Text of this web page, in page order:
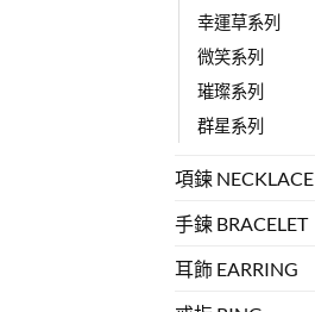
幸運草系列
微笑系列
璀璨系列
群星系列
項鍊 NECKLACE
手鍊 BRACELET
耳飾 EARRING